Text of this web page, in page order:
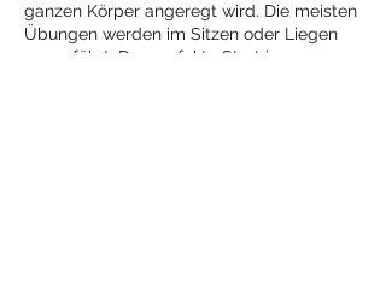
ganzen Körper angeregt wird. Die meisten
Übungen werden im Sitzen oder Liegen
ausgeführt. Der perfekte Start ins